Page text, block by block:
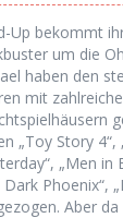
Up bekommt
um die
haben den
mit
„Toy Story 4“,
„Men in
Phoenix“,
Aber